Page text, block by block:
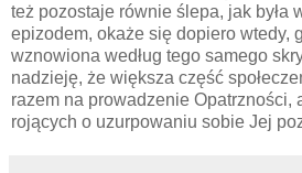
też pozostaje równie ślepa, jak była
epizodem, okaże się dopiero wtedy,
wznowiona według tego samego
nadzieję, że większa część
razem na prowadzenie Opatrzności,
rojących o uzurpowaniu sobie Jej